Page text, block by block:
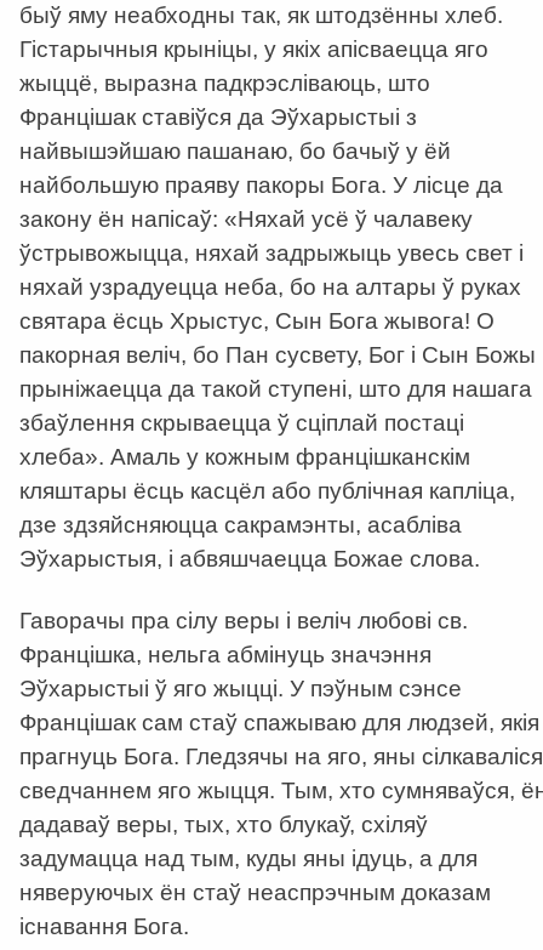
быў яму неабходны так, як штодзённы хлеб.
Гістарычныя крыніцы, у якіх апісваецца яго
жыццё, выразна падкрэсліваюць, што
Францішак ставіўся да Эўхарыстыі з
найвышэйшаю пашанаю, бо бачыў у ёй
найбольшую праяву пакоры Бога. У лісце да
закону ён напісаў: «Няхай усё ў чалавеку
ўстрывожыцца, няхай задрыжыць увесь свет і
няхай узрадуецца неба, бо на алтары ў руках
святара ёсць Хрыстус, Сын Бога жывога! О
пакорная веліч, бо Пан сусвету, Бог і Сын Божы
прыніжаецца да такой ступені, што для нашага
збаўлення скрываецца ў сціплай постаці
хлеба». Амаль у кожным францішканскім
кляштары ёсць касцёл або публічная капліца,
дзе здзяйсняюцца сакрамэнты, асабліва
Эўхарыстыя, і абвяшчаецца Божае слова.
Гаворачы пра сілу веры і веліч любові св.
Францішка, нельга абмінуць значэння
Эўхарыстыі ў яго жыцці. У пэўным сэнсе
Францішак сам стаў спажываю для людзей, якія
прагнуць Бога. Гледзячы на яго, яны сілкаваліся
сведчаннем яго жыцця. Тым, хто сумняваўся,
дадаваў веры, тых, хто блукаў, схіляў
задумацца над тым, куды яны ідуць, а для
няверуючых ён стаў неаспрэчным доказам
існавання Бога.